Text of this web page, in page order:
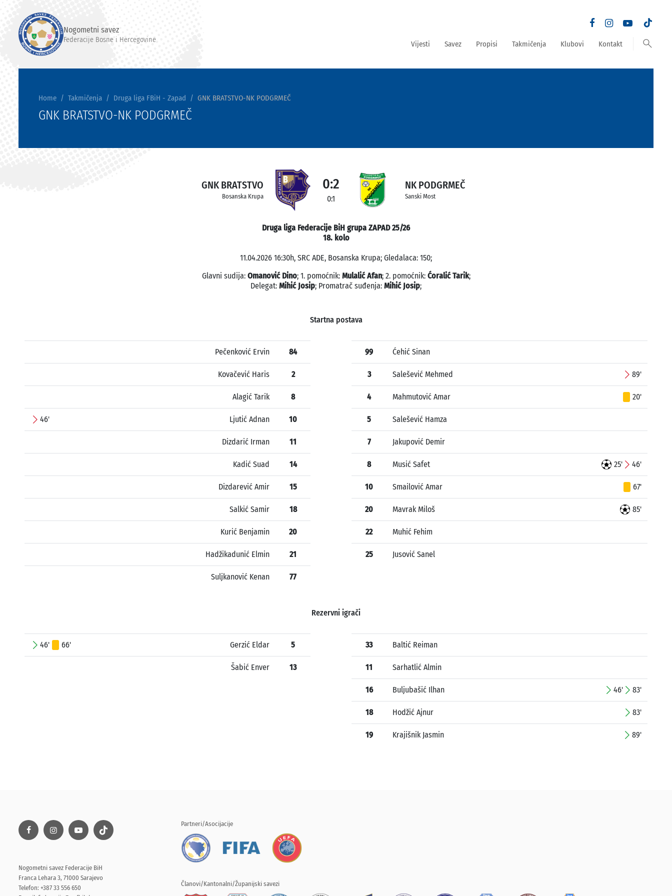
Nogometni savez
Federacije Bosne i Hercegovine Vijesti Savez Propisi Takmičenja Klubovi Kontakt search
Home Takmičenja Druga liga FBiH - Zapad GNK BRATSTVO-NK PODGRMEČ
GNK BRATSTVO-NK PODGRMEČ
GNK BRATSTVO
Bosanska Krupa
0:2
0:1
NK PODGRMEČ
Sanski Most
Druga liga Federacije BiH grupa ZAPAD 25/26
18. kolo
11.04.2026 16:30h, SRC ADE, Bosanska Krupa; Gledalaca: 150;
Glavni sudija: Omanović Dino; 1. pomoćnik: Mulalić Afan; 2. pomoćnik: Ćoralić Tarik;
Delegat: Mihić Josip; Promatrač suđenja: Mihić Josip;
Startna postava
Pečenković Ervin 84
Kovačević Haris 2
Alagić Tarik 8
46' Ljutić Adnan 10
Dizdarić Irman 11
Kadić Suad 14
Dizdarević Amir 15
Salkić Samir 18
Kurić Benjamin 20
Hadžikadunić Elmin 21
Suljkanović Kenan 77
99 Ćehić Sinan
3 Salešević Mehmed 89'
4 Mahmutović Amar 20'
5 Salešević Hamza
7 Jakupović Demir
8 Musić Safet 25' 46'
10 Smailović Amar 67'
20 Mavrak Miloš 85'
22 Muhić Fehim
25 Jusović Sanel
Rezervni igrači
46' 66' Gerzić Eldar 5
Šabić Enver 13
33 Baltić Reiman
11 Sarhatlić Almin
16 Buljubašić Ilhan 46' 83'
18 Hodžić Ajnur 83'
19 Krajišnik Jasmin 89'
Nogometni savez Federacije BiH
Franca Lehara 3, 71000 Sarajevo
Telefon: +387 33 556 650
Partneri/Asocijacije
Članovi/Kantonalni/Županijski savezi